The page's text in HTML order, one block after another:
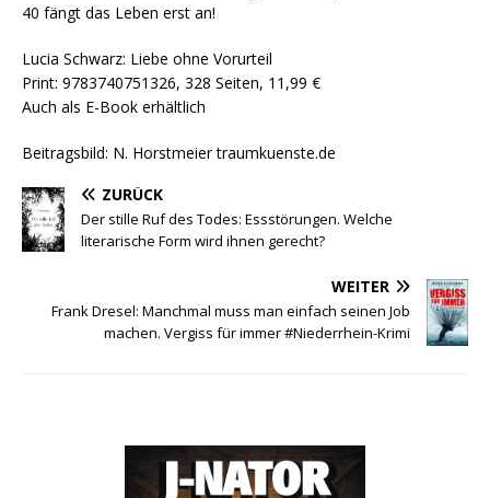
40 fängt das Leben erst an!
Lucia Schwarz: Liebe ohne Vorurteil
Print: 9783740751326, 328 Seiten, 11,99 €
Auch als E-Book erhältlich
Beitragsbild: N. Horstmeier traumkuenste.de
ZURÜCK
Der stille Ruf des Todes: Essstörungen. Welche
literarische Form wird ihnen gerecht?
WEITER
Frank Dresel: Manchmal muss man einfach seinen Job
machen. Vergiss für immer #Niederrhein-Krimi